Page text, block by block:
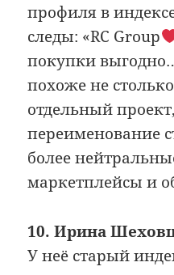
профиля в
следы: «RC Group
покупки
похоже не
отдельный
переименование
более
маркетплейсы и
10. Ирина
У неё старый